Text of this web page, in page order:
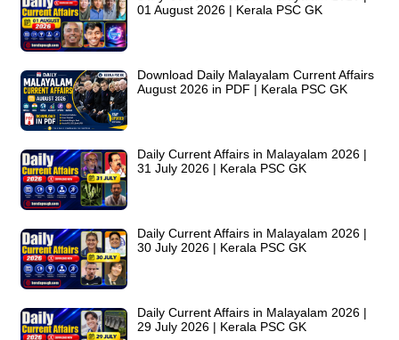
01 August 2026 | Kerala PSC GK
Download Daily Malayalam Current Affairs
August 2026 in PDF | Kerala PSC GK
Daily Current Affairs in Malayalam 2026 |
31 July 2026 | Kerala PSC GK
Daily Current Affairs in Malayalam 2026 |
30 July 2026 | Kerala PSC GK
Daily Current Affairs in Malayalam 2026 |
29 July 2026 | Kerala PSC GK